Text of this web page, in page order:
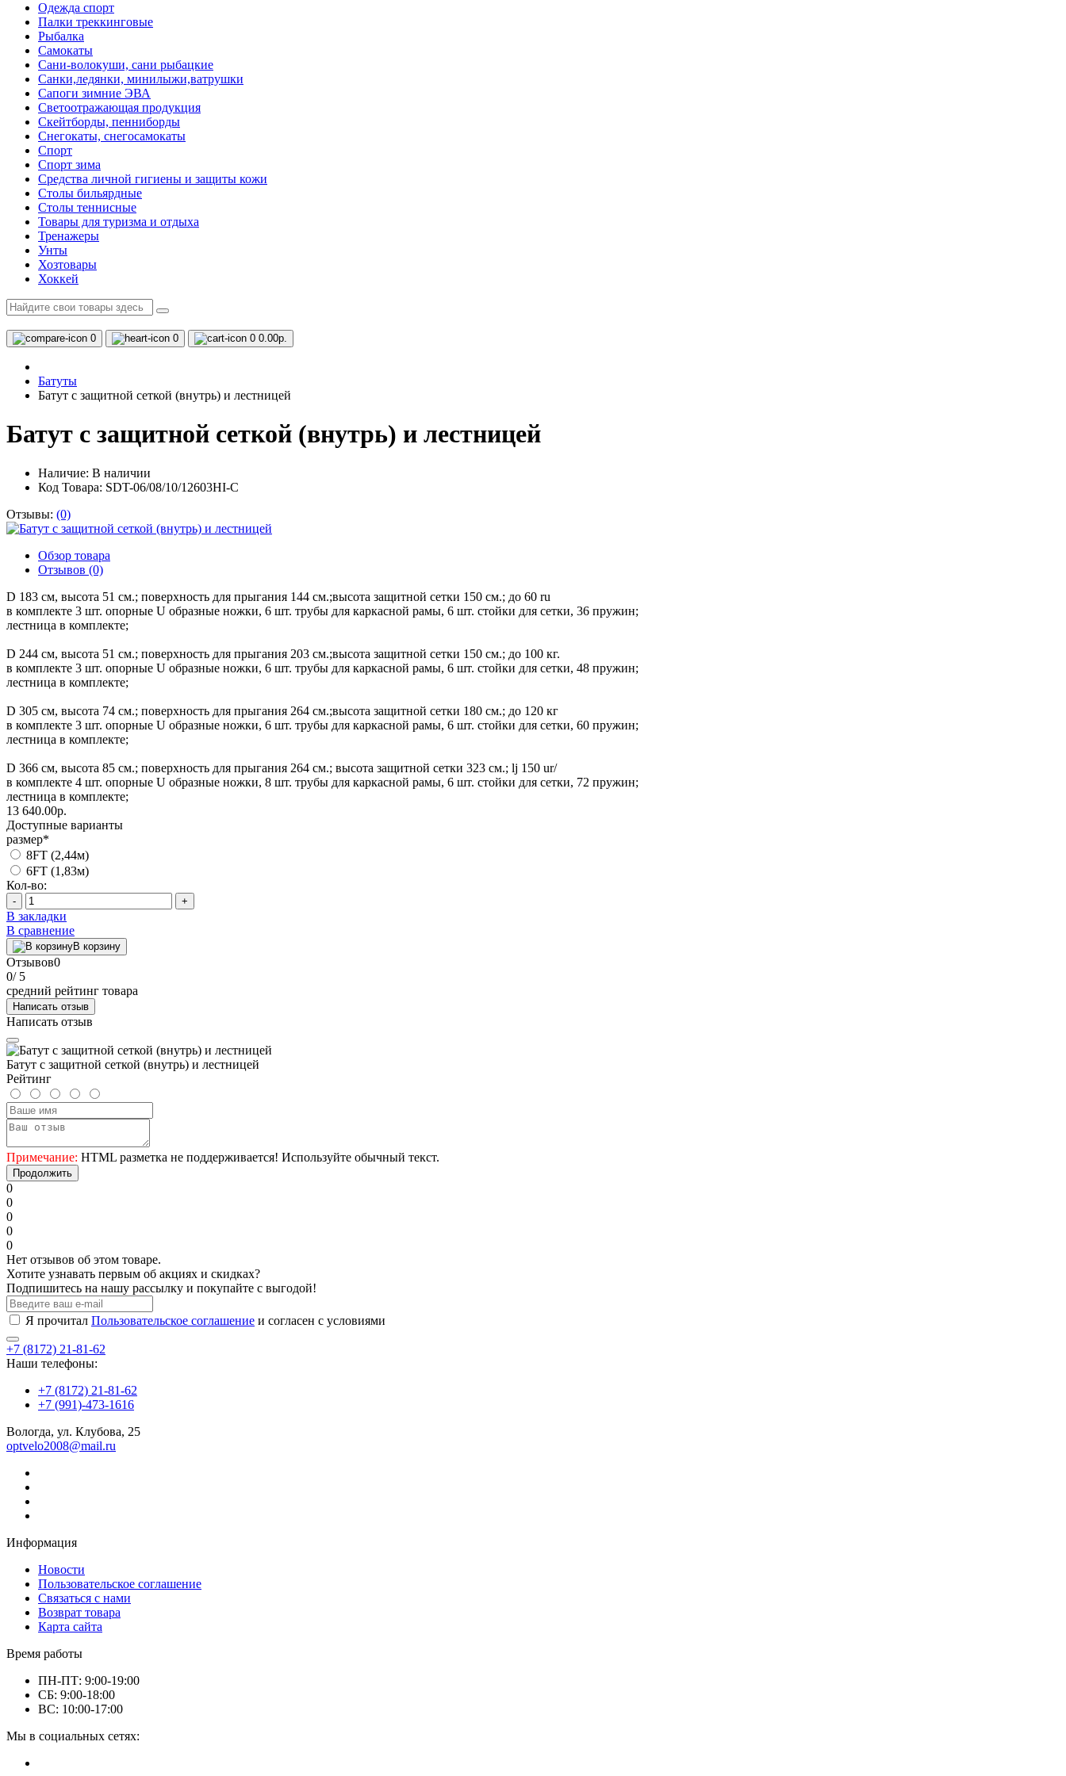
Одежда спорт
Палки треккинговые
Рыбалка
Самокаты
Сани-волокуши, сани рыбацкие
Санки,ледянки, минилыжи,ватрушки
Сапоги зимние ЭВА
Светоотражающая продукция
Скейтборды, пенниборды
Снегокаты, снегосамокаты
Спорт
Спорт зима
Средства личной гигиены и защиты кожи
Столы бильярдные
Столы теннисные
Товары для туризма и отдыха
Тренажеры
Унты
Хозтовары
Хоккей
0 0 0 0.00р.
Батуты
Батут с защитной сеткой (внутрь) и лестницей
Батут с защитной сеткой (внутрь) и лестницей
Наличие: В наличии
Код Товара: SDT-06/08/10/12603HI-C
Отзывы: (0)
Обзор товара
Отзывов (0)
D 183 см, высота 51 см.; поверхность для прыгания 144 см.;высота защитной сетки 150 см.; до 60 ru
в комплекте 3 шт. опорные U образные ножки, 6 шт. трубы для каркасной рамы, 6 шт. стойки для сетки, 36 пружин;
лестница в комплекте;
D 244 см, высота 51 см.; поверхность для прыгания 203 см.;высота защитной сетки 150 см.; до 100 кг.
в комплекте 3 шт. опорные U образные ножки, 6 шт. трубы для каркасной рамы, 6 шт. стойки для сетки, 48 пружин;
лестница в комплекте;
D 305 см, высота 74 см.; поверхность для прыгания 264 см.;высота защитной сетки 180 см.; до 120 кг
в комплекте 3 шт. опорные U образные ножки, 6 шт. трубы для каркасной рамы, 6 шт. стойки для сетки, 60 пружин;
лестница в комплекте;
D 366 см, высота 85 см.; поверхность для прыгания 264 см.; высота защитной сетки 323 см.; lj 150 ur/
в комплекте 4 шт. опорные U образные ножки, 8 шт. трубы для каркасной рамы, 6 шт. стойки для сетки, 72 пружин;
лестница в комплекте;
13 640.00р.
Доступные варианты
размер*
8FT (2,44м)
6FT (1,83м)
Кол-во:
- +
В закладки
В сравнение
В корзину
Отзывов0
0/ 5
средний рейтинг товара
Написать отзыв
Написать отзыв
Батут с защитной сеткой (внутрь) и лестницей
Рейтинг
Примечание: HTML разметка не поддерживается! Используйте обычный текст.
Продолжить
0
0
0
0
0
Нет отзывов об этом товаре.
Хотите узнавать первым об акциях и скидках?
Подпишитесь на нашу рассылку и покупайте с выгодой!
Я прочитал Пользовательское соглашение и согласен с условиями
+7 (8172) 21-81-62
Наши телефоны:
+7 (8172) 21-81-62
+7 (991)-473-1616
Вологда, ул. Клубова, 25
optvelo2008@mail.ru
Информация
Новости
Пользовательское соглашение
Связаться с нами
Возврат товара
Карта сайта
Время работы
ПН-ПТ: 9:00-19:00
СБ: 9:00-18:00
ВС: 10:00-17:00
Мы в социальных сетях: